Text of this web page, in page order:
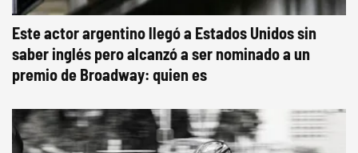
Este actor argentino llegó a Estados Unidos sin
saber inglés pero alcanzó a ser nominado a un
premio de Broadway: quien es